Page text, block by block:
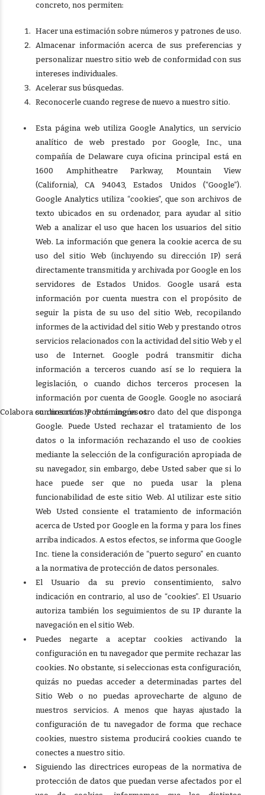
concreto, nos permiten:
Hacer una estimación sobre números y patrones de uso.
Almacenar información acerca de sus preferencias y
personalizar nuestro sitio web de conformidad con sus
intereses individuales.
Acelerar sus búsquedas.
Reconocerle cuando regrese de nuevo a nuestro sitio.
Esta página web utiliza Google Analytics, un servicio
analítico de web prestado por Google, Inc., una
compañía de Delaware cuya oficina principal está en
1600 Amphitheatre Parkway, Mountain View
(California), CA 94043, Estados Unidos (“Google”).
Google Analytics utiliza “cookies”, que son archivos de
texto ubicados en su ordenador, para ayudar al sitio
Web a analizar el uso que hacen los usuarios del sitio
Web. La información que genera la cookie acerca de su
uso del sitio Web (incluyendo su dirección IP) será
directamente transmitida y archivada por Google en los
servidores de Estados Unidos. Google usará esta
información por cuenta nuestra con el propósito de
seguir la pista de su uso del sitio Web, recopilando
informes de la actividad del sitio Web y prestando otros
servicios relacionados con la actividad del sitio Web y el
uso de Internet. Google podrá transmitir dicha
información a terceros cuando así se lo requiera la
legislación, o cuando dichos terceros procesen la
información por cuenta de Google. Google no asociará
su dirección IP con ningún otro dato del que disponga
Google. Puede Usted rechazar el tratamiento de los
datos o la información rechazando el uso de cookies
mediante la selección de la configuración apropiada de
su navegador, sin embargo, debe Usted saber que si lo
hace puede ser que no pueda usar la plena
funcionabilidad de este sitio Web. Al utilizar este sitio
Web Usted consiente el tratamiento de información
acerca de Usted por Google en la forma y para los fines
arriba indicados. A estos efectos, se informa que Google
Inc. tiene la consideración de “puerto seguro” en cuanto
a la normativa de protección de datos personales.
El Usuario da su previo consentimiento, salvo
indicación en contrario, al uso de “cookies”. El Usuario
autoriza también los seguimientos de su IP durante la
navegación en el sitio Web.
Puedes negarte a aceptar cookies activando la
configuración en tu navegador que permite rechazar las
cookies. No obstante, si seleccionas esta configuración,
quizás no puedas acceder a determinadas partes del
Sitio Web o no puedas aprovecharte de alguno de
nuestros servicios. A menos que hayas ajustado la
configuración de tu navegador de forma que rechace
cookies, nuestro sistema producirá cookies cuando te
conectes a nuestro sitio.
Siguiendo las directrices europeas de la normativa de
protección de datos que puedan verse afectados por el
Colabora con nosotros y obtén ingresos